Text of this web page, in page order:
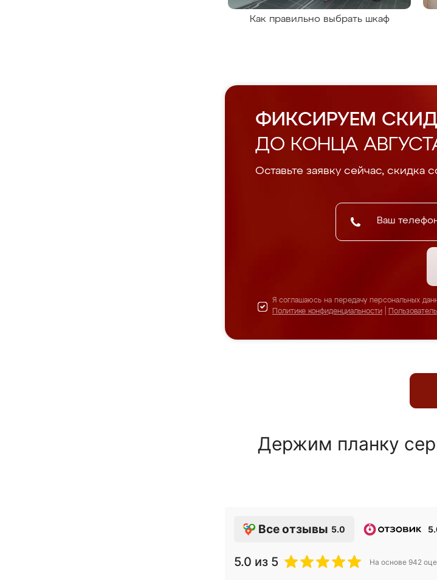
Как правильно выбрать шкаф
ФИКСИРУЕМ
ДО КОНЦА
Оставьте заявку сейчас, скидка
Я соглашаюсь на передачу персональных
Политике конфиденциальности
Держим планку
Все отзывы 5.0
5.0 из 5 На основе 942